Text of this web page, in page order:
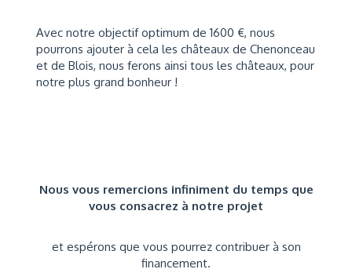
Avec notre objectif optimum de 1600 €, nous
pourrons ajouter à cela les châteaux de Chenonceau
et de Blois, nous ferons ainsi tous les châteaux, pour
notre plus grand bonheur !
Nous vous remercions infiniment du temps que
vous consacrez à notre projet
et espérons que vous pourrez contribuer à son
financement.